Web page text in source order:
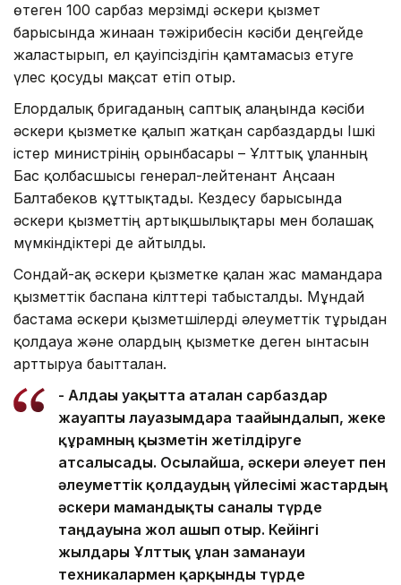
өтеген 100 сарбаз мерзімді әскери қызмет
барысында жинаған тәжірибесін кәсіби деңгейде
жалғастырып, ел қауіпсіздігін қамтамасыз етуге
үлес қосуды мақсат етіп отыр.
Елордалық бригаданың саптық алаңында кәсіби
әскери қызметке қалып жатқан сарбаздарды Ішкі
істер министрінің орынбасары – Ұлттық ұланның
Бас қолбасшысы генерал-лейтенант Аңсаған
Балтабеков құттықтады. Кездесу барысында
әскери қызметтің артықшылықтары мен болашақ
мүмкіндіктері де айтылды.
Сондай-ақ әскери қызметке қалған жас мамандарға
қызметтік баспана кілттері табысталды. Мұндай
бастама әскери қызметшілерді әлеуметтік тұрғыдан
қолдауға және олардың қызметке деген ынтасын
арттыруға бағытталған.
- Алдағы уақытта аталған сарбаздар
жауапты лауазымдарға тағайындалып, жеке
құрамның қызметін жетілдіруге
атсалысады. Осылайша, әскери әлеует пен
әлеуметтік қолдаудың үйлесімі жастардың
әскери мамандықты саналы түрде
таңдауына жол ашып отыр. Кейінгі
жылдары Ұлттық ұлан заманауи
техникалармен қарқынды түрде